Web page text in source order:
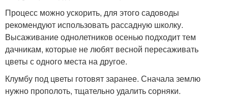
Процесс можно ускорить, для этого садоводы
рекомендуют использовать рассадную школку.
Высаживание однолетников осенью подходит тем
дачникам, которые не любят весной пересаживать
цветы с одного места на другое.
Клумбу под цветы готовят заранее. Сначала землю
нужно прополоть, тщательно удалить сорняки.